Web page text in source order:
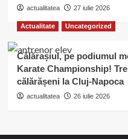
actualitatea 27 iulie 2026
Actualitate Uncategorized
Călărașiul, pe podiumul
Karate Championship!
călărășeni la Cluj-Napoca
actualitatea 26 iulie 2026